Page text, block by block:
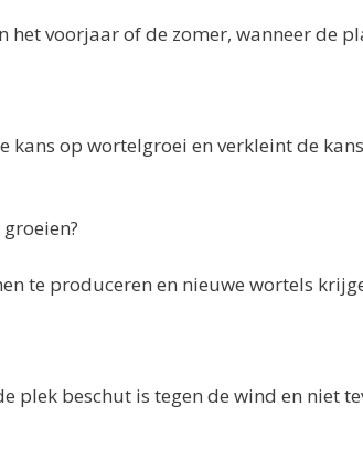
het voorjaar of de zomer, wanneer de
op wortelgroei en verkleint de
te produceren en nieuwe wortels
plek beschut is tegen de wind en niet